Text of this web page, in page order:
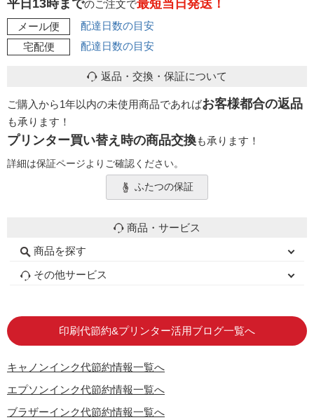
平日13時までのご注文で最短当日発送！
メール便
配達日数の目安
宅配便
配達日数の目安
返品・交換・保証について
ご購入から1年以内の未使用商品であればお客様都合の返品
も承ります！
プリンター買い替え時の商品交換も承ります！
詳細は保証ページよりご確認ください。
ふたつの保証
商品・サービス
商品を探す
初心者用セット
キャノンインク
エプソンインク
ブラザーインク
詰め替えインク
互換インクボトル
互換インクカートリッジ
再生インクカートリッジ
トナーカートリッジ
その他サービス
印刷代節約&プリンター活用ブログ一覧へ
キャノンインク代節約情報一覧へ
エプソンインク代節約情報一覧へ
ブラザーインク代節約情報一覧へ